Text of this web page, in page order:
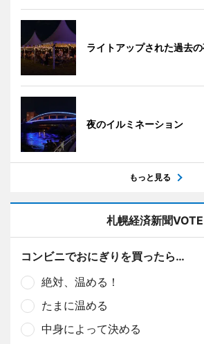
ライトアップされた過去
夜のイルミネーション
もっと見る
札幌経済新聞VOTE
コンビニでおにぎりを買ったら…
絶対、温める！
たまに温める
中身によって決める